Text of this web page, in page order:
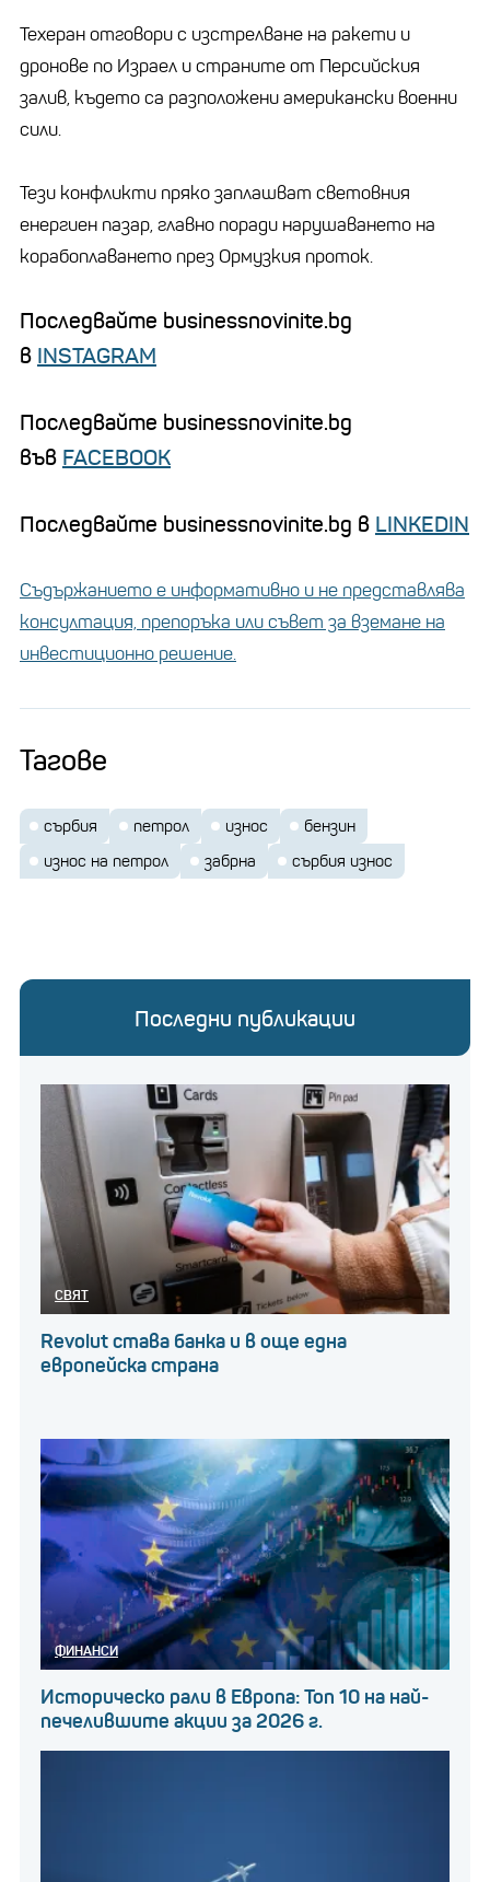
Техеран отговори с изстрелване на ракети и
дронове по Израел и страните от Персийския
залив, където са разположени американски военни
сили.
Тези конфликти пряко заплашват световния
енергиен пазар, главно поради нарушаването на
корабоплаването през Ормузкия проток.
Последвайте businessnovinite.bg
в INSTAGRAM
Последвайте businessnovinite.bg
във FACEBOOK
Последвайте businessnovinite.bg в LINKEDIN
Съдържанието е информативно и не представлява
консултация, препоръка или съвет за вземане на
инвестиционно решение.
Тагове
сърбия петрол износ
бензин
износ на петрол
забрна сърбия износ
Последни публикации
СВЯТ
Revolut става банка и в още една
европейска страна
ФИНАНСИ
Историческо рали в Европа: Топ 10 на най-
печелившите акции за 2026 г.